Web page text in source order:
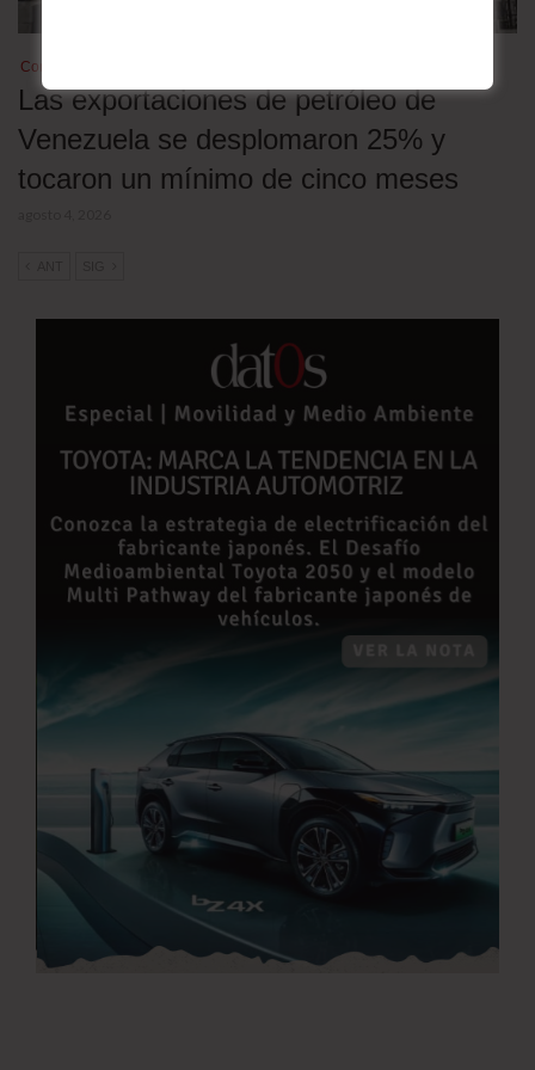
Comercio
Las exportaciones de petróleo de
Venezuela se desplomaron 25% y
tocaron un mínimo de cinco meses